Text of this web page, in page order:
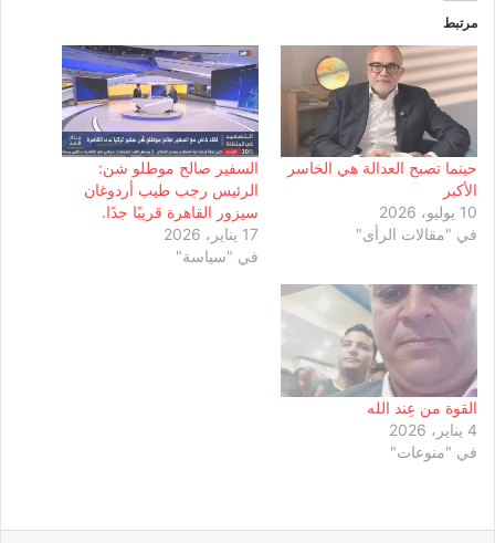
مرتبط
حينما تصبح العدالة هي الخاسر
الأكبر
10 يوليو، 2026
في "مقالات الرأى"
السفير صالح موطلو شن:
الرئيس رجب طيب أردوغان
سيزور القاهرة قريبًا جدًا.
17 يناير، 2026
في "سياسة"
القوة من عِند الله
4 يناير، 2026
في "منوعات"